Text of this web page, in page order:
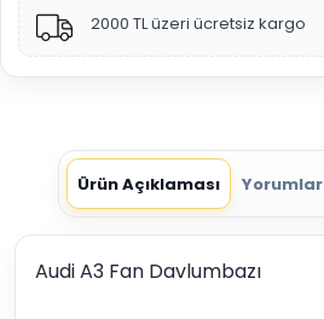
2000 TL üzeri ücretsiz kargo
Ürün Açıklaması Yorumlar
Audi A3 Fan Davlumbazı